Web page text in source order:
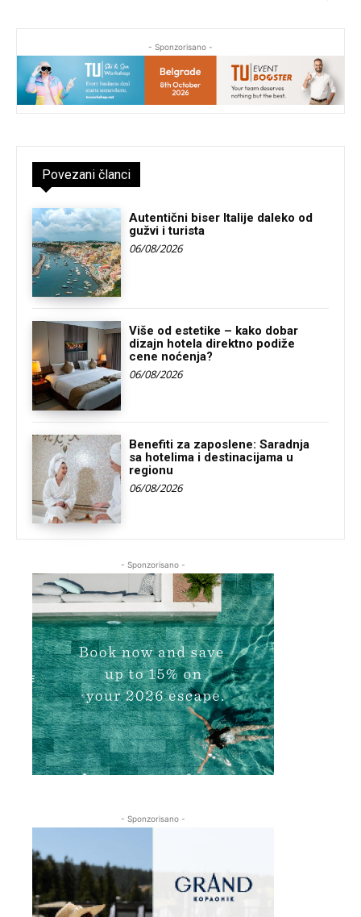
- Sponzorisano -
Povezani članci
Autentični biser Italije daleko od
gužvi i turista
06/08/2026
Više od estetike – kako dobar
dizajn hotela direktno podiže
cene noćenja?
06/08/2026
Benefiti za zaposlene: Saradnja
sa hotelima i destinacijama u
regionu
06/08/2026
- Sponzorisano -
- Sponzorisano -